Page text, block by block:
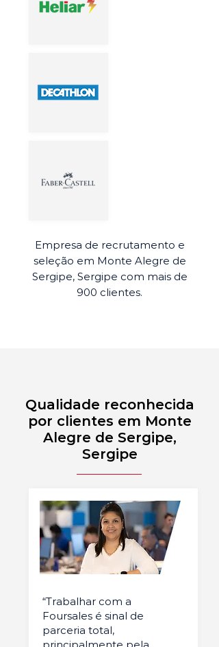
Empresa de recrutamento e
seleção em Monte Alegre de
Sergipe, Sergipe com mais de
900 clientes.
Qualidade reconhecida
por clientes em Monte
Alegre de Sergipe,
Sergipe
“Trabalhar com a
Foursales é sinal de
parceria total,